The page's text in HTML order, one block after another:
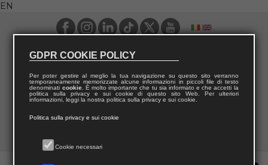
EN
GDPR COOKIE POLICY
Per poter gestire al meglio la tua navigazione su questo sito verranno
temporaneamente memorizzate alcune informazioni in piccoli file di testo
denominati cookie. È molto importante che tu sia informato e che accetti la
politica sulla privacy e sui cookie di questo sito Web. Per ulteriori
informazioni, leggi la nostra politica sulla privacy e sui cookie.
Politica sulla privacy e sui cookie
Cookie necessari